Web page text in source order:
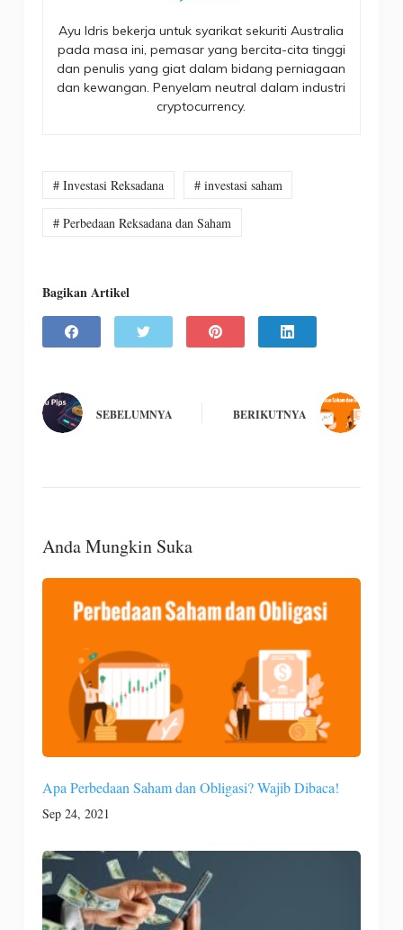
Ayu Idris bekerja untuk syarikat sekuriti Australia
pada masa ini, pemasar yang bercita-cita tinggi
dan penulis yang giat dalam bidang perniagaan
dan kewangan. Penyelam neutral dalam industri
cryptocurrency.
# Investasi Reksadana # investasi saham
# Perbedaan Reksadana dan Saham
Bagikan Artikel
SEBELUMNYA BERIKUTNYA
Anda Mungkin Suka
Apa Perbedaan Saham dan Obligasi? Wajib Dibaca!
Sep 24, 2021